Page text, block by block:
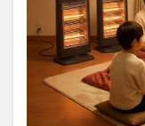
こた
つの
真骨
頂
「頭
寒足
熱」